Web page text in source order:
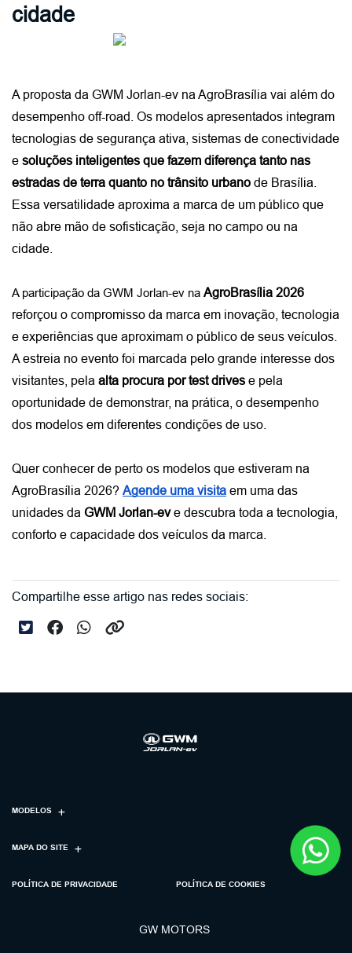
cidade
A proposta da GWM Jorlan-ev na AgroBrasília vai além do
desempenho off-road. Os modelos apresentados integram
tecnologias de segurança ativa, sistemas de conectividade
e soluções inteligentes que fazem diferença tanto nas
estradas de terra quanto no trânsito urbano de Brasília.
Essa versatilidade aproxima a marca de um público que
não abre mão de sofisticação, seja no campo ou na
cidade.
A participação da GWM Jorlan-ev na
reforçou o compromisso da marca em inovação, tecnologia
e experiências que aproximam o público de seus veículos.
A estreia no evento foi marcada pelo grande interesse dos
visitantes, pela alta procura por test drives e pela
oportunidade de demonstrar, na prática, o desempenho
dos modelos em diferentes condições de uso.
Quer conhecer de perto os modelos que estiveram na
AgroBrasília 2026? Agende uma visita em uma das
unidades da GWM Jorlan-ev e descubra toda a tecnologia,
conforto e capacidade dos veículos da marca.
Compartilhe esse artigo nas redes sociais:
MODELOS
MAPA DO SITE
POLÍTICA DE PRIVACIDADE POLÍTICA DE COOKIES
GW MOTORS